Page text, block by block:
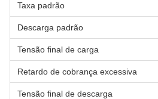
Taxa padrão
Descarga padrão
Tensão final de carga
Retardo de cobrança excessiva
Tensão final de descarga